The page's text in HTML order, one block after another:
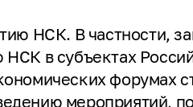
НСК. В частности,
НСК в субъектах
форумах
мероприятий,